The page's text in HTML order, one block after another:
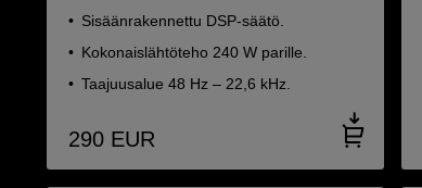
Sisäänrakennettu DSP-säätö.
Kokonaislähtöteho 240 W parille.
Taajuusalue 48 Hz – 22,6 kHz.
290 EUR